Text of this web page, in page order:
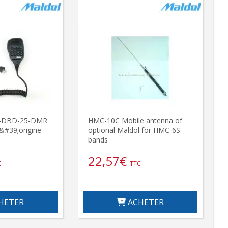
25-DMR
HMC-10C Mobile antenna of
optional Maldol for HMC-6S
bands
22,57€ TTC
ACHETER